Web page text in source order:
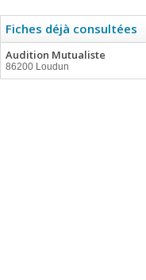
Fiches déjà consultées
Audition Mutualiste
86200 Loudun